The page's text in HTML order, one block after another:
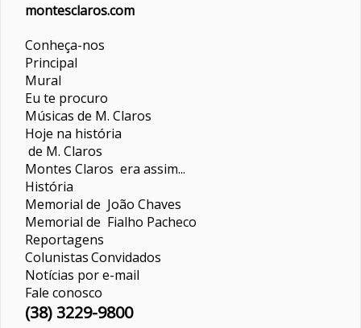
montesclaros.com
Conheça-nos
Principal
Mural
Eu te procuro
Músicas de M. Claros
Hoje na história
de M. Claros
Montes Claros era assim...
História
Memorial de João Chaves
Memorial de Fialho Pacheco
Reportagens
ColunistasConvidados
Notícias por e-mail
Fale conosco
(38) 3229-9800